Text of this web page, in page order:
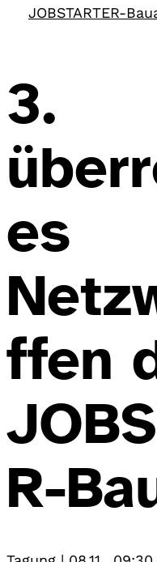
JOBSTARTER-
3.
es
ffen
R-